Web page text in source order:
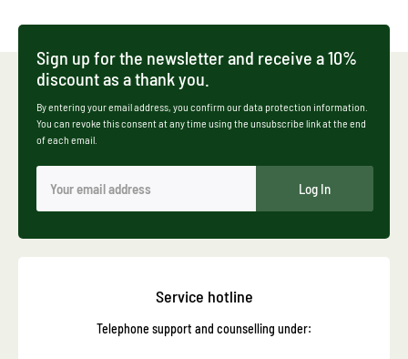
Sign up for the newsletter and receive a 10%
discount as a thank you.
By entering your email address, you confirm our data protection information.
You can revoke this consent at any time using the unsubscribe link at the end
of each email.
Log In
Service hotline
Telephone support and counselling under: